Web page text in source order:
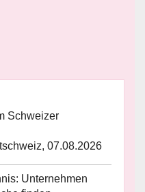
Schweizer
07.08.2026
Unternehmen